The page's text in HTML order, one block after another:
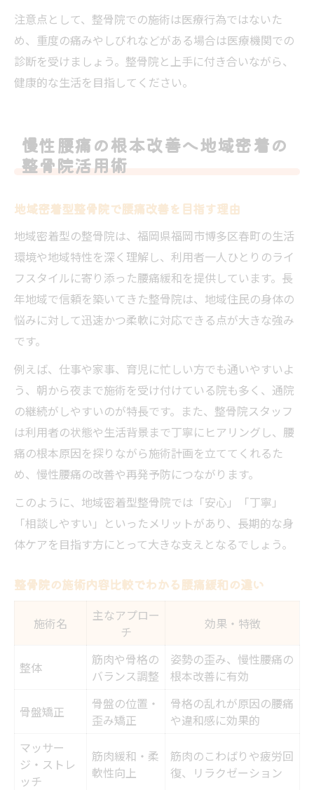
注意点として、整骨院での施術は医療行為ではないた
め、重度の痛みやしびれなどがある場合は医療機関での
診断を受けましょう。整骨院と上手に付き合いながら、
健康的な生活を目指してください。
慢性腰痛の根本改善へ地域密着の
整骨院活用術
地域密着型整骨院で腰痛改善を目指す理由
地域密着型の整骨院は、福岡県福岡市博多区春町の生活
環境や地域特性を深く理解し、利用者一人ひとりのライ
フスタイルに寄り添った腰痛緩和を提供しています。長
年地域で信頼を築いてきた整骨院は、地域住民の身体の
悩みに対して迅速かつ柔軟に対応できる点が大きな強み
です。
例えば、仕事や家事、育児に忙しい方でも通いやすいよ
う、朝から夜まで施術を受け付けている院も多く、通院
の継続がしやすいのが特長です。また、整骨院スタッフ
は利用者の状態や生活背景まで丁寧にヒアリングし、腰
痛の根本原因を探りながら施術計画を立ててくれるた
め、慢性腰痛の改善や再発予防につながります。
このように、地域密着型整骨院では「安心」「丁寧」
「相談しやすい」といったメリットがあり、長期的な身
体ケアを目指す方にとって大きな支えとなるでしょう。
整骨院の施術内容比較でわかる腰痛緩和の違い
施術名
主なアプロー
チ
効果・特徴
整体
筋肉や骨格の
バランス調整
姿勢の歪み、慢性腰痛の
根本改善に有効
骨盤矯正
骨盤の位置・
歪み矯正
骨格の乱れが原因の腰痛
や違和感に効果的
マッサー
ジ・ストレ
ッチ
筋肉緩和・柔
軟性向上
筋肉のこわばりや疲労回
復、リラクゼーション